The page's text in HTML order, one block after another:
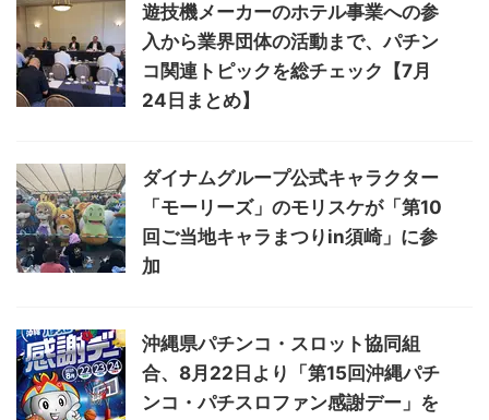
遊技機メーカーのホテル事業への参
入から業界団体の活動まで、パチン
コ関連トピックを総チェック【7月
24日まとめ】
ダイナムグループ公式キャラクター
「モーリーズ」のモリスケが「第10
回ご当地キャラまつりin須崎」に参
加
沖縄県パチンコ・スロット協同組
合、8月22日より「第15回沖縄パチ
ンコ・パチスロファン感謝デー」を